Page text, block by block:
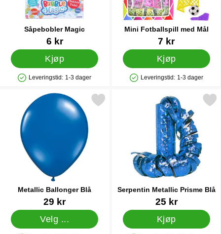
Såpebobler Magic
Varenummer 12437
6 kr
Kjøp
Produkttilgjengelighet: På lager
Leveringstid: 1-3 dager
Mini Fotballspill med Mål
Varenummer 14444
7 kr
Kjøp
Produkttilgjengelighet: På lager
Leveringstid: 1-3 dager
Metallic Ballonger Blå
Varenummer 10496
29 kr
Velg ...
Merk metallic Ballonger Blå som favoritt
Serpentin Metallic Prisme Blå
Varenummer 11498
25 kr
Kjøp
Merk serpentin Metallic